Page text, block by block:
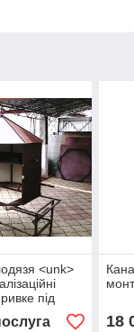
<unk>
під
18